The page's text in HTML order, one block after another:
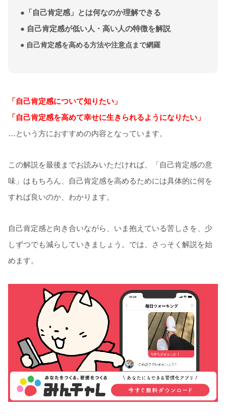
●「自己肯定感」とは何なのか理解できる
● 自己肯定感が低い人・高い人の特徴を解説
● 自己肯定感を高める方法や注意点まで網羅
「自己肯定感について知りたい」
「自己肯定感を高めて幸せに生きられるようになりたい」
…という方におすすめの内容となっています。
この解説を最後までお読みいただければ、「自己肯定感の意
味」はもちろん、自己肯定感を高めるためには具体的に何を
すれば良いのか、わかります。
自己肯定感と向き合いながら、いま抱えている苦しさを、少
しずつでも減らしていきましょう。では、さっそく解説を始
めます。